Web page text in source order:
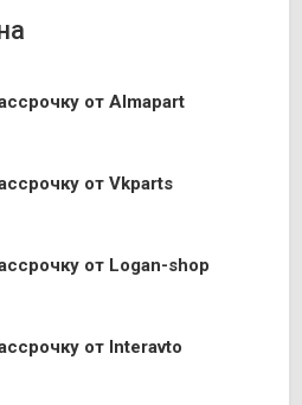
от Almapart
от Vkparts
от Logan-shop
от Interavto